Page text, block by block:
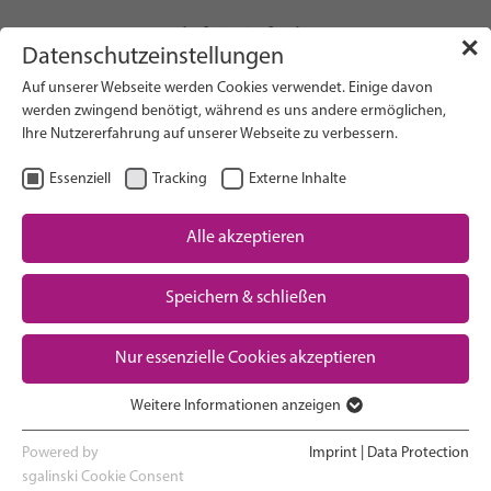
Downloads
Home > Newsletter
Registration
Search on Website
Research
Advocacy & Policy
Maternal & Newborn Health
Network
✕
Datenschutzeinstellungen
Auf unserer Webseite werden Cookies verwendet. Einige davon
werden zwingend benötigt, während es uns andere ermöglichen,
Ihre Nutzererfahrung auf unserer Webseite zu verbessern.
Essenziell Tracking Externe Inhalte
Alle akzeptieren
Speichern & schließen
Nur essenzielle Cookies akzeptieren
Essenzielle Cookies werden für grundlegende Funktionen der
Webseite benötigt. Dadurch ist gewährleistet, dass die Webseite
Weitere Informationen anzeigen
Powered by
sgalinski Cookie Consent
Imprint Data Protection